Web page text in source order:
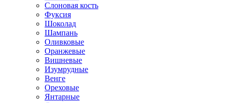
Слоновая кость
Фуксия
Шоколад
Шампань
Оливковые
Оранжевые
Вишневые
Изумрудные
Венге
Ореховые
Янтарные